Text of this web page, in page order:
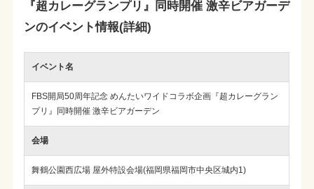
『超カレーグランプリ』同時開催 激辛ビアガーデ
ンのイベント情報(詳細)
イベント名
FBS開局50周年記念 めんたいワイドコラボ企画『超カレーグラン
プリ』同時開催 激辛ビアガーデン
会場
舞鶴公園西広場 屋外特設会場(福岡県福岡市中央区城内1)